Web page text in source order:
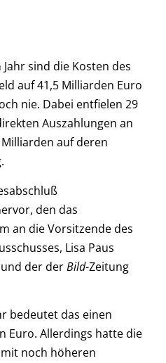
Jahr sind die Kosten des
auf 41,5 Milliarden Euro
nie. Dabei entfielen 29
Auszahlungen an
auf deren
den das
an die Vorsitzende des
Lisa Paus
der derBild-Zeitung
bedeutet das einen
Euro. Allerdings hatte die
noch höheren